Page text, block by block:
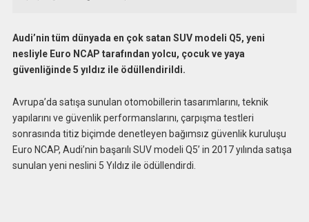
Audi’nin tüm dünyada en çok satan SUV modeli Q5, yeni
nesliyle Euro NCAP tarafından yolcu, çocuk ve yaya
güvenliğinde 5 yıldız ile ödüllendirildi.
Avrupa’da satışa sunulan otomobillerin tasarımlarını, teknik
yapılarını ve güvenlik performanslarını, çarpışma testleri
sonrasında titiz biçimde denetleyen bağımsız güvenlik kuruluşu
Euro NCAP, Audi’nin başarılı SUV modeli Q5’ in 2017 yılında satışa
sunulan yeni neslini 5 Yıldız ile ödüllendirdi.